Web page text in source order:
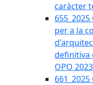
caràcter
per a la
definitiva
OPO